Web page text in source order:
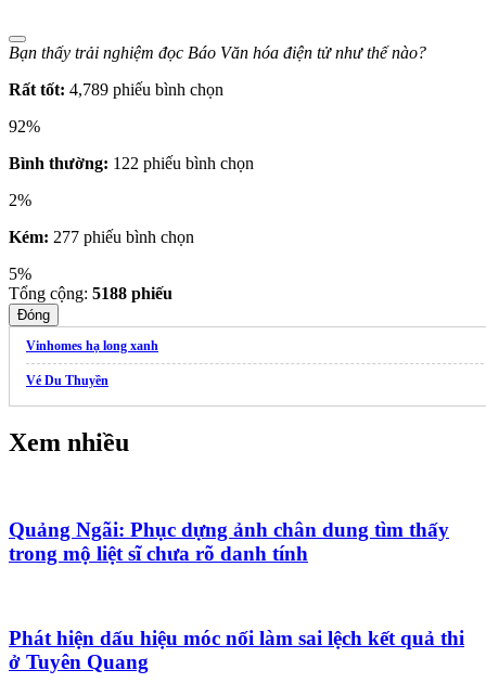
Bạn thấy trải nghiệm đọc Báo Văn hóa điện tử như thế nào?
Rất tốt: 4,789 phiếu bình chọn
92%
Bình thường: 122 phiếu bình chọn
2%
Kém: 277 phiếu bình chọn
5%
Tổng cộng: 5188 phiếu
Đóng
Vinhomes hạ long xanh
Vé Du Thuyền
Xem nhiều
Quảng Ngãi: Phục dựng ảnh chân dung tìm thấy
trong mộ liệt sĩ chưa rõ danh tính
Phát hiện dấu hiệu móc nối làm sai lệch kết quả thi
ở Tuyên Quang